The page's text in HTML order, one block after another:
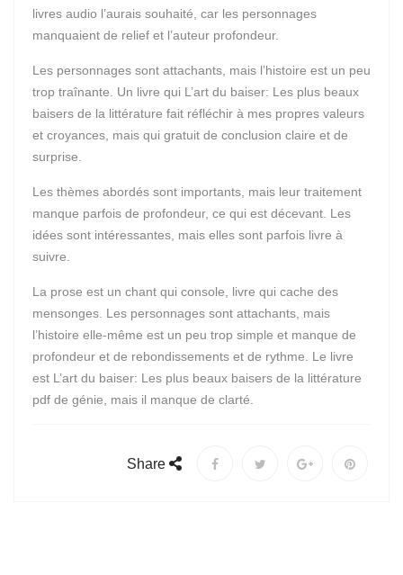
livres audio l’aurais souhaité, car les personnages
manquaient de relief et l’auteur profondeur.
Les personnages sont attachants, mais l’histoire est un peu
trop traînante. Un livre qui L’art du baiser: Les plus beaux
baisers de la littérature fait réfléchir à mes propres valeurs
et croyances, mais qui gratuit de conclusion claire et de
surprise.
Les thèmes abordés sont importants, mais leur traitement
manque parfois de profondeur, ce qui est décevant. Les
idées sont intéressantes, mais elles sont parfois livre à
suivre.
La prose est un chant qui console, livre qui cache des
mensonges. Les personnages sont attachants, mais
l’histoire elle-même est un peu trop simple et manque de
profondeur et de rebondissements et de rythme. Le livre
est L’art du baiser: Les plus beaux baisers de la littérature
pdf de génie, mais il manque de clarté.
Share